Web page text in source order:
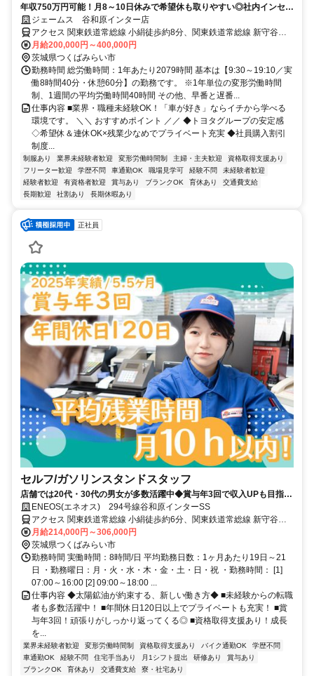
年収750万円可能！月8～10日休みで希望休も取りやすい◎社内インセン
ティブ・勤続表彰・各種福利厚生・評価制度・社内研修・各種資格取得
支援など、従業員サポート充実！
ジェームス 谷和原インター店
アクセス 関東鉄道常総線 小絹徒歩約8分、関東鉄道常総線 新守谷徒
歩約28分
月給200,000円～400,000円
茨城県つくばみらい市
勤務時間 総労働時間：1年あたり2079時間 基本は【9:30～19:10／実
働8時間40分・休憩60分】の勤務です。 ※1年単位の変形労働時間
制、1週間の平均労働時間40時間 その他、早番と遅番...
仕事内容 ■業界・職種未経験OK！「車が好き」ならイチから学べる
環境です。 ＼＼ おすすめポイント ／／ ◆トヨタグループの安定感
◇希望休＆連休OK×残業少なめでプライベート充実 ◆社員購入割引
制度...
制服あり 業界未経験者歓迎 変形労働時間制 主婦・主夫歓迎
資格取得支援あり
フリーター歓迎
学歴不問 車通勤OK 職場見学可 経験不問
未経験者歓迎
経験者歓迎
有資格者歓迎 賞与あり ブランクOK 育休あり
交通費支給
長期歓迎
社割あり 長期休暇あり
正社員
セルフ/ガソリンスタンドスタッフ
店舗では20代・30代の男女が多数活躍中◆賞与年3回で収入UPも目指せ
る！※2025年実績 / 5.5ヶ月分◆年間休日120日以上でプライベートも充
実！◆月の平均残業時間10時間以内◆業界大手！５４年連続黒字の安定
企業◆資格取得支援もあり！未経験者からでも主任・店長にキャリアア
ップ可能◆国内TOPクラスの社宅制度
ENEOS(エネオス) 294号線谷和原インターSS
アクセス 関東鉄道常総線 小絹徒歩約6分、関東鉄道常総線 新守谷徒
歩約18分、関東鉄道常総線 守谷中央西口徒歩約42分 谷和原インター
近くのエネオスです
月給214,000円～306,000円
茨城県つくばみらい市
勤務時間 実働時間：8時間/日 平均勤務日数：1ヶ月あたり19日～21
日 ・勤務曜日：月・火・水・木・金・土・日・祝 ・勤務時間： [1]
07:00～16:00 [2] 09:00～18:00 ...
仕事内容 ◆太陽鉱油が約束する、新しい働き方◆ ■未経験からの転職
者も多数活躍中！ ■年間休日120日以上でプライベートも充実！ ■賞
与年3回！頑張りがしっかり返ってくる◎ ■資格取得支援あり！成長
を...
業界未経験者歓迎 変形労働時間制 資格取得支援あり バイク通勤OK
学歴不問
車通勤OK
経験不問 住宅手当あり 月1シフト提出 研修あり
賞与あり
ブランクOK
育休あり 交通費支給 寮・社宅あり